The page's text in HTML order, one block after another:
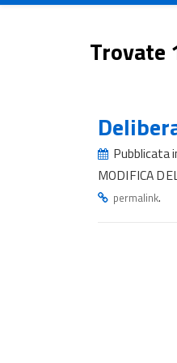
Trovate
Pubblicata
MODIFICA
permalink.